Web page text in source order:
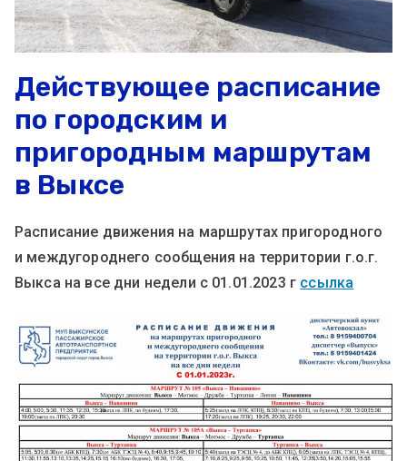
Действующее расписание
по городским и
пригородным маршрутам
в Выксе
Расписание движения на маршрутах пригородного
и междугороднего сообщения на территории г.о.г.
Выкса на все дни недели с 01.01.2023 г ссылка